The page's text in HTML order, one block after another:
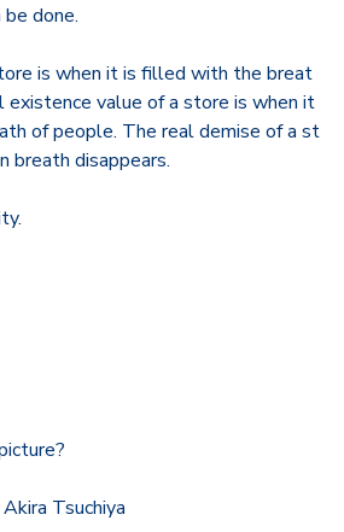
done.
is when it is filled with the breat
existence value of a store is when it
of people. The real demise of a st
breath disappears.
Tsuchiya